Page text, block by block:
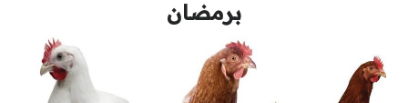
برمضان